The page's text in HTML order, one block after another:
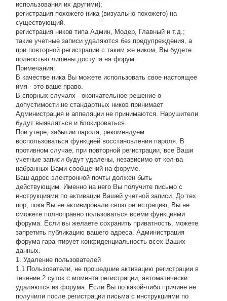
использования их другими);
регистрация похожего ника (визуально похожего) на
существующий.
регистрация ников типа Админ, Модер, Главный и т.д.;
такие учетные записи удаляются без предупреждения, а
при повторной регистрации с таким же ником, Вы будете
полностью лишены доступа на форум.
Примечания:
В качестве ника Вы можете использовать свое настоящее
имя - это ваше право.
В спорных случаях - окончательное решение о
допустимости не стандартных ников принимает
Администрация и аппеляции не принимаются. Нарушители
будут выявляться и блокироваться.
При утере, забытии пароля, рекомендуем
воспользоваться функцией восстановления пароля. В
противном случае, при повторной регистрации, все Ваши
учетные записи будут удалены, независимо от кол-ва
набранных Вами сообщений на форуме.
Ваш адрес электронной почты должен быть
действующим. Именно на него Вы получите письмо с
инструкциями по активации Вашей учетной записи. До тех
пор, пока Вы не активировали свою регистрацию, Вы не
сможете полноправно пользоваться всеми функциями
форума. Если вы желаете сохранить приватность, можете
запретить публикацию вашего адреса. Администрация
форума гарантирует конфиденциальность всех Ваших
данных.
1. Удаление пользователей
1.1 Пользователи, не прошедшие активацию регистрации в
течение 2 суток с момента регистрации, автоматически
удаляются из форума. Если Вы по какой-либо причине не
получили после регистрации письма с инструкциями по